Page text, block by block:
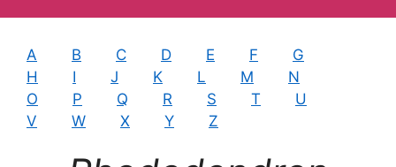
A B C D E F
G
H
I J K L M
N
O
P Q R S T
U
V
W X Y Z